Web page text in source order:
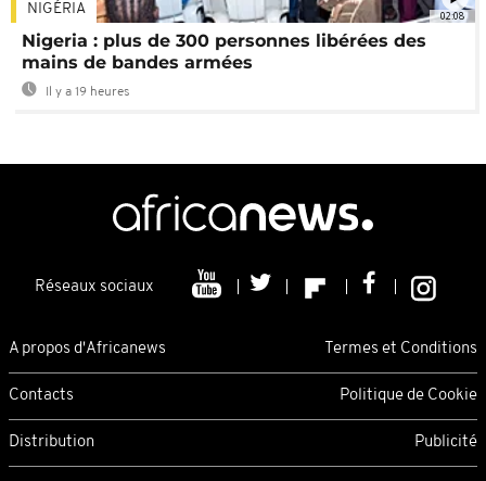
02:08
NIGÉRIA
Nigeria : plus de 300 personnes libérées des
mains de bandes armées
Il y a 19 heures
Réseaux sociaux
A propos d'Africanews Termes et Conditions
Contacts Politique de Cookie
Distribution Publicité